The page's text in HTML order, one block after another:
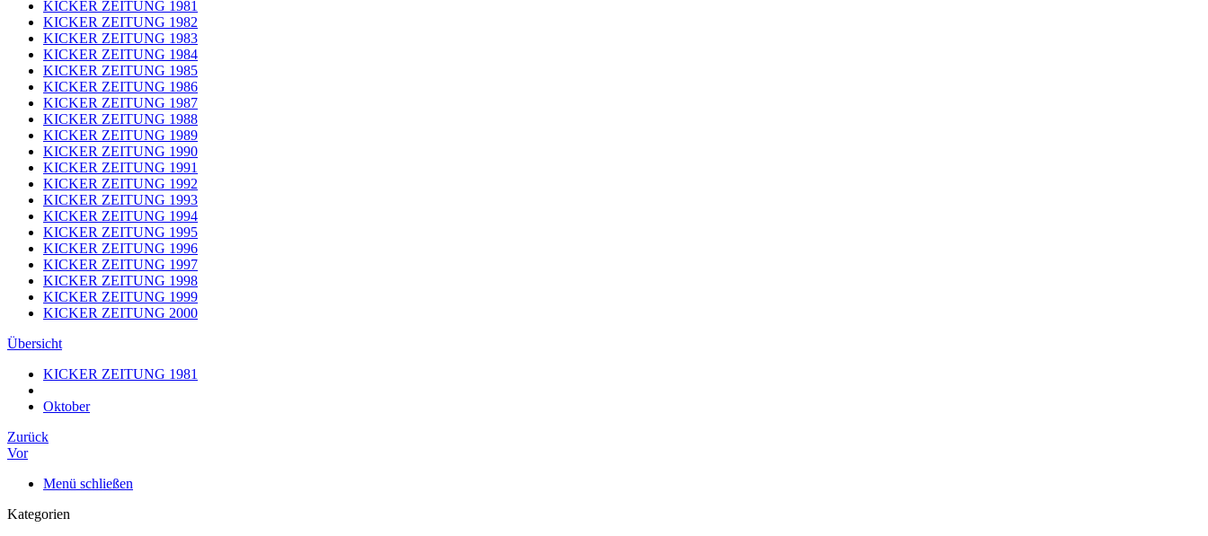
KICKER ZEITUNG 1981
KICKER ZEITUNG 1982
KICKER ZEITUNG 1983
KICKER ZEITUNG 1984
KICKER ZEITUNG 1985
KICKER ZEITUNG 1986
KICKER ZEITUNG 1987
KICKER ZEITUNG 1988
KICKER ZEITUNG 1989
KICKER ZEITUNG 1990
KICKER ZEITUNG 1991
KICKER ZEITUNG 1992
KICKER ZEITUNG 1993
KICKER ZEITUNG 1994
KICKER ZEITUNG 1995
KICKER ZEITUNG 1996
KICKER ZEITUNG 1997
KICKER ZEITUNG 1998
KICKER ZEITUNG 1999
KICKER ZEITUNG 2000
Übersicht
KICKER ZEITUNG 1981
Oktober
Zurück
Vor
Menü schließen
Kategorien